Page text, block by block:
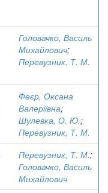
Головачко, Василь
Михайлович;
Перевузник, Т. М.
Феєр, Оксана
Валеріївна;
Шулевка, О. Ю.;
Перевузник, Т. М.
Перевузник, Т. М.;
Головачко, Василь
Михайлович